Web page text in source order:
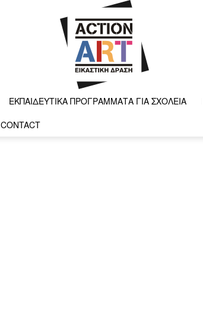
ΕΚΠΑΙΔΕΥΤΙΚΆ ΠΡΟΓΡΆΜΜΑΤΑ ΓΙΑ ΣΧΟΛΕΊΑ
CONTACT